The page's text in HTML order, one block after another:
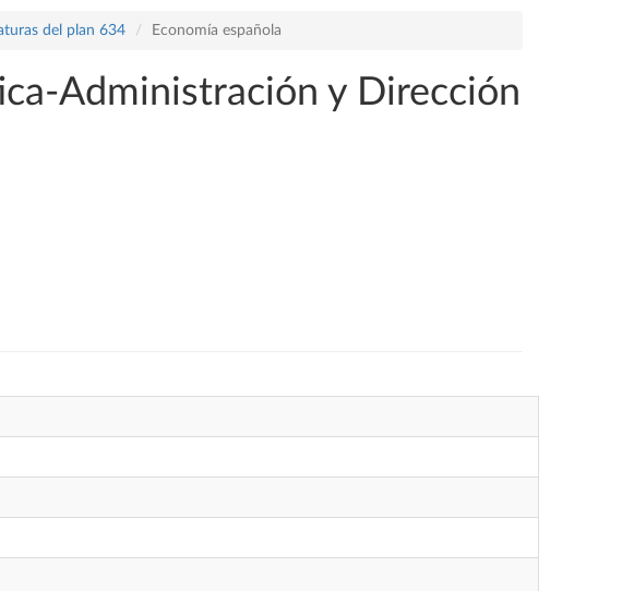
del plan 634 Economía española
Administración y Dirección